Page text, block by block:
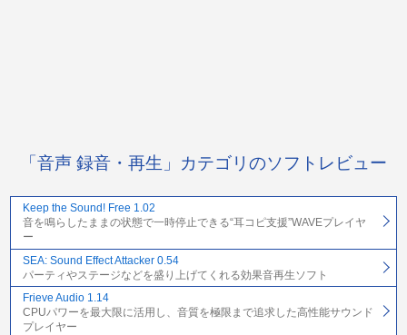
「音声 録音・再生」カテゴリのソフトレビュー
Keep the Sound! Free 1.02
音を鳴らしたままの状態で一時停止できる“耳コピ支援”WAVEプレイヤ
ー
SEA: Sound Effect Attacker 0.54
パーティやステージなどを盛り上げてくれる効果音再生ソフト
Frieve Audio 1.14
CPUパワーを最大限に活用し、音質を極限まで追求した高性能サウンド
プレイヤー